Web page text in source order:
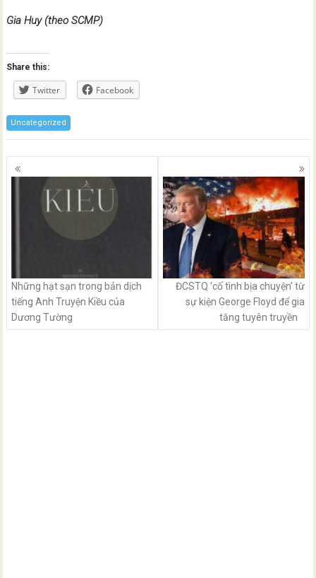
Gia Huy (theo SCMP)
Share this:
Twitter Facebook
Uncategorized
Posts
navigation
Những hạt sạn trong bản dịch
tiếng Anh Truyện Kiều của
Dương Tường
ĐCSTQ ‘cố tình bịa chuyện’ từ
sự kiện George Floyd để gia
tăng tuyên truyền